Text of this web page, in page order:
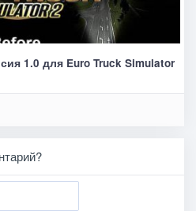
1.0 для Euro Truck Simulator